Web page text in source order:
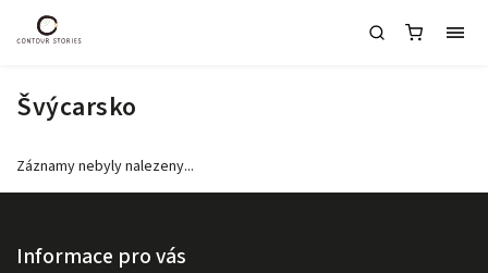
Švýcarsko
Záznamy nebyly nalezeny...
Informace pro vás